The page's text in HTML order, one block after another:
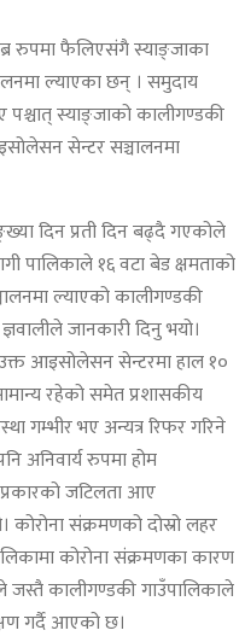
रुपमा फैलिएसंगै स्याङ्जाका
ल्याएका छन् । समुदाय
स्याङ्जाको कालीगण्डकी
सेन्टर सञ्चालनमा
दिन प्रती दिन बढ्दै गएकोले
पालिकाले १६ वटा बेड क्षमताको
ल्याएको कालीगण्डकी
जानकारी दिनु भयो।
उक्त आइसोलेसन सेन्टरमा हाल १०
रहेको समेत प्रशासकीय
गम्भीर भए अन्यत्र रिफर गरिने
अनिवार्य रुपमा होम
जटिलता आए
कोरोना संक्रमणको दोस्रो लहर
कोरोना संक्रमणका कारण
कालीगण्डकी गाउँपालिकाले
गर्दै आएको छ।